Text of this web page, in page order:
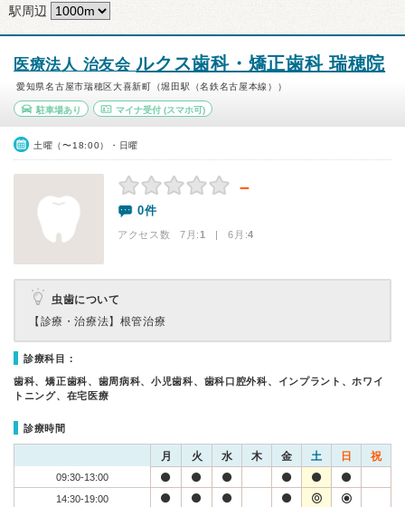
駅周辺
医療法人 治友会ルクス歯科・矯正歯科 瑞穂院
愛知県名古屋市瑞穂区大喜新町（堀田駅（名鉄名古屋本線））
駐車場あり マイナ受付(スマホ可)
土曜（〜18:00）・日曜
－
0件
アクセス数 7月:1 | 6月:4
虫歯について
【診療・治療法】 根管治療
診療科目：
歯科、矯正歯科、歯周病科、小児歯科、歯科口腔外科、インプラント、ホワイ
トニング、在宅医療
診療時間
月 火 水 木 金 土 日 祝
09:30-13:00
14:30-19:00